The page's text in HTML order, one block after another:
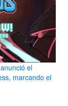
el
marcando el